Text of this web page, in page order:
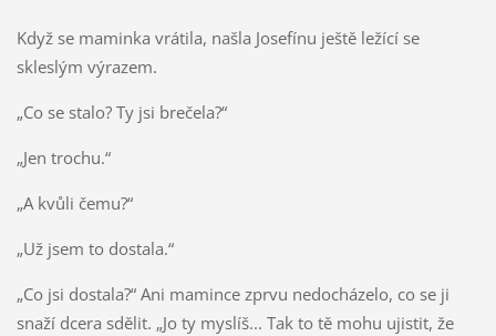
Když se maminka vrátila, našla Josefínu ještě ležící se
skleslým výrazem.
„Co se stalo? Ty jsi brečela?“
„Jen trochu.“
„A kvůli čemu?“
„Už jsem to dostala.“
„Co jsi dostala?“ Ani mamince zprvu nedocházelo, co se ji
snaží dcera sdělit. „Jo ty myslíš... Tak to tě mohu ujistit, že